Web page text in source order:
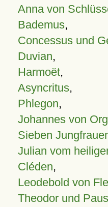
Anna von
Bademus,
Concessus und
Duvian,
Harmoët,
Asyncritus,
Phlegon,
Johannes von
Sieben
Julian vom
Cléden,
Leodebold von
Theodor und